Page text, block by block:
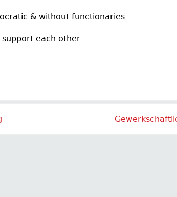
& without functionaries
each other